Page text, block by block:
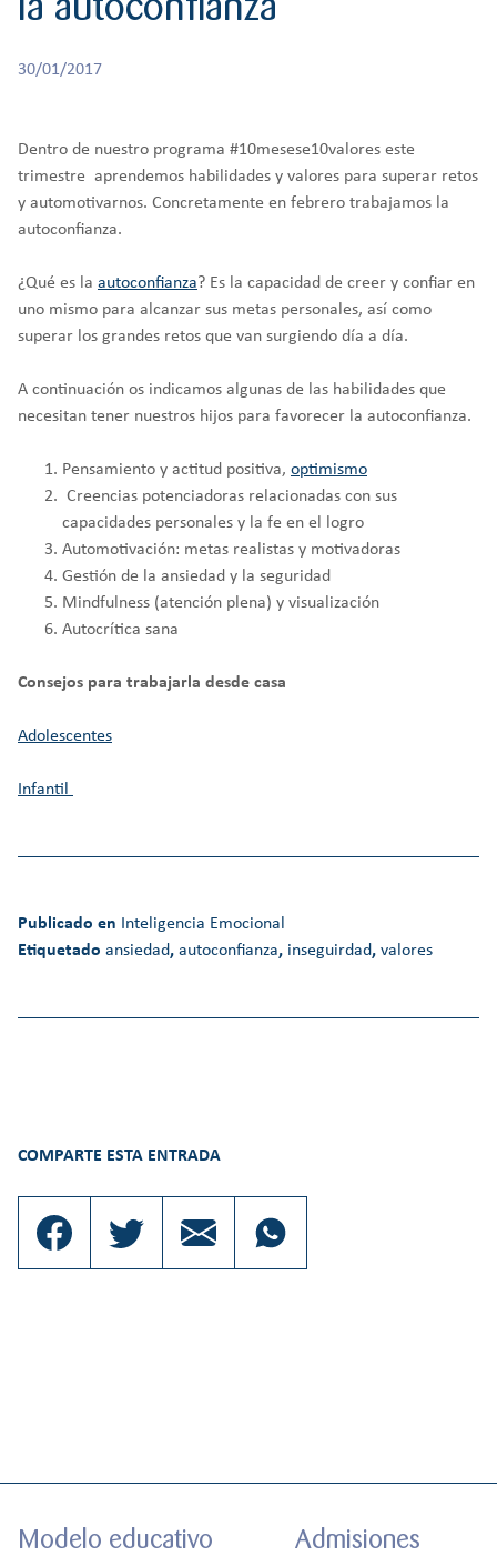
RESPONSABILIDAD
BACHILLERATO
30/01/2017
Dentro de nuestro programa #10mesese10valores este
trimestre aprendemos habilidades y valores para superar retos
y automotivarnos. Concretamente en febrero trabajamos la
autoconfianza.
¿Qué es la autoconfianza? Es la capacidad de creer y confiar en
uno mismo para alcanzar sus metas personales, así como
superar los grandes retos que van surgiendo día a día.
A continuación os indicamos algunas de las habilidades que
necesitan tener nuestros hijos para favorecer la autoconfianza.
Pensamiento y actitud positiva, optimismo
Creencias potenciadoras relacionadas con sus
capacidades personales y la fe en el logro
Automotivación: metas realistas y motivadoras
Gestión de la ansiedad y la seguridad
Mindfulness (atención plena) y visualización
Autocrítica sana
Consejos para trabajarla desde casa
Adolescentes
Infantil
Publicado en Inteligencia Emocional
Etiquetado ansiedad, autoconfianza, inseguirdad, valores
COMPARTE ESTA ENTRADA
Modelo educativo Admisiones